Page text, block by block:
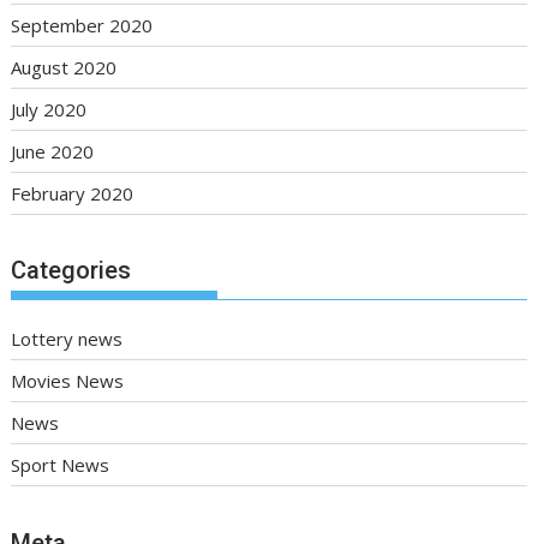
September 2020
August 2020
July 2020
June 2020
February 2020
Categories
Lottery news
Movies News
News
Sport News